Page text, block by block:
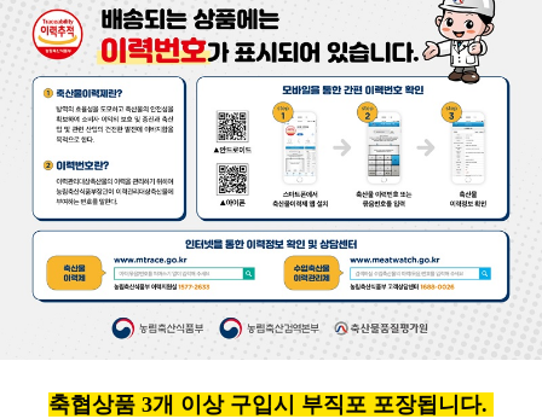
축협상품 3개 이상 구입시 부직포 포장됩니다.